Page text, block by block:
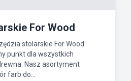
For Wood
stolarskie For Wood
punkt dla wszystkich
Nasz asortyment
farb do...